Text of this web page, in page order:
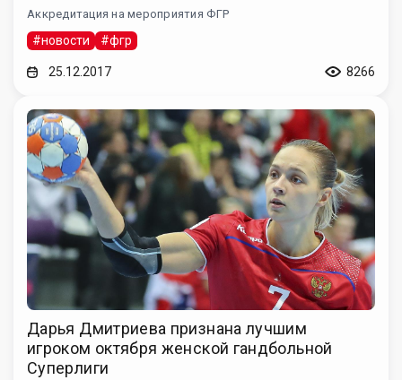
Аккредитация на мероприятия ФГР
#новости #фгр
25.12.2017 8266
Дарья Дмитриева признана лучшим
игроком октября женской гандбольной
Суперлиги